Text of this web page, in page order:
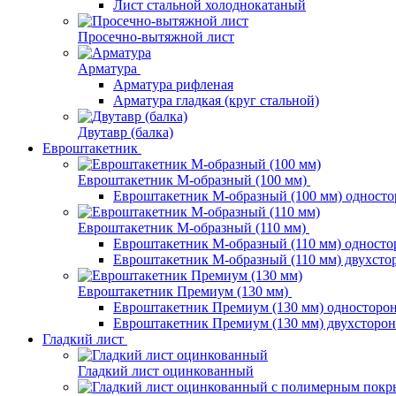
Лист стальной холоднокатаный
Просечно-вытяжной лист
Арматура
Арматура рифленая
Арматура гладкая (круг стальной)
Двутавр (балка)
Евроштакетник
Евроштакетник М-образный (100 мм)
Евроштакетник М-образный (100 мм)
Евроштакетник М-образный (110 мм)
Евроштакетник М-образный (110 мм)
Евроштакетник М-образный (110 мм)
Евроштакетник Премиум (130 мм)
Евроштакетник Премиум (130 мм)
Евроштакетник Премиум (130 мм)
Гладкий лист
Гладкий лист оцинкованный